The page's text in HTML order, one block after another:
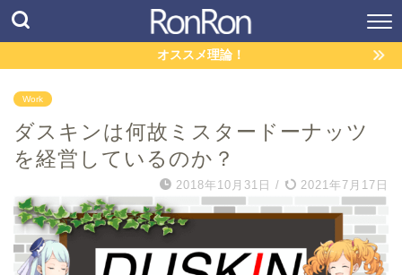
オススメ理論！
Work
ダスキンは何故ミスタードーナッツ
を経営しているのか？
2018年10月31日 / 2021年7月17日